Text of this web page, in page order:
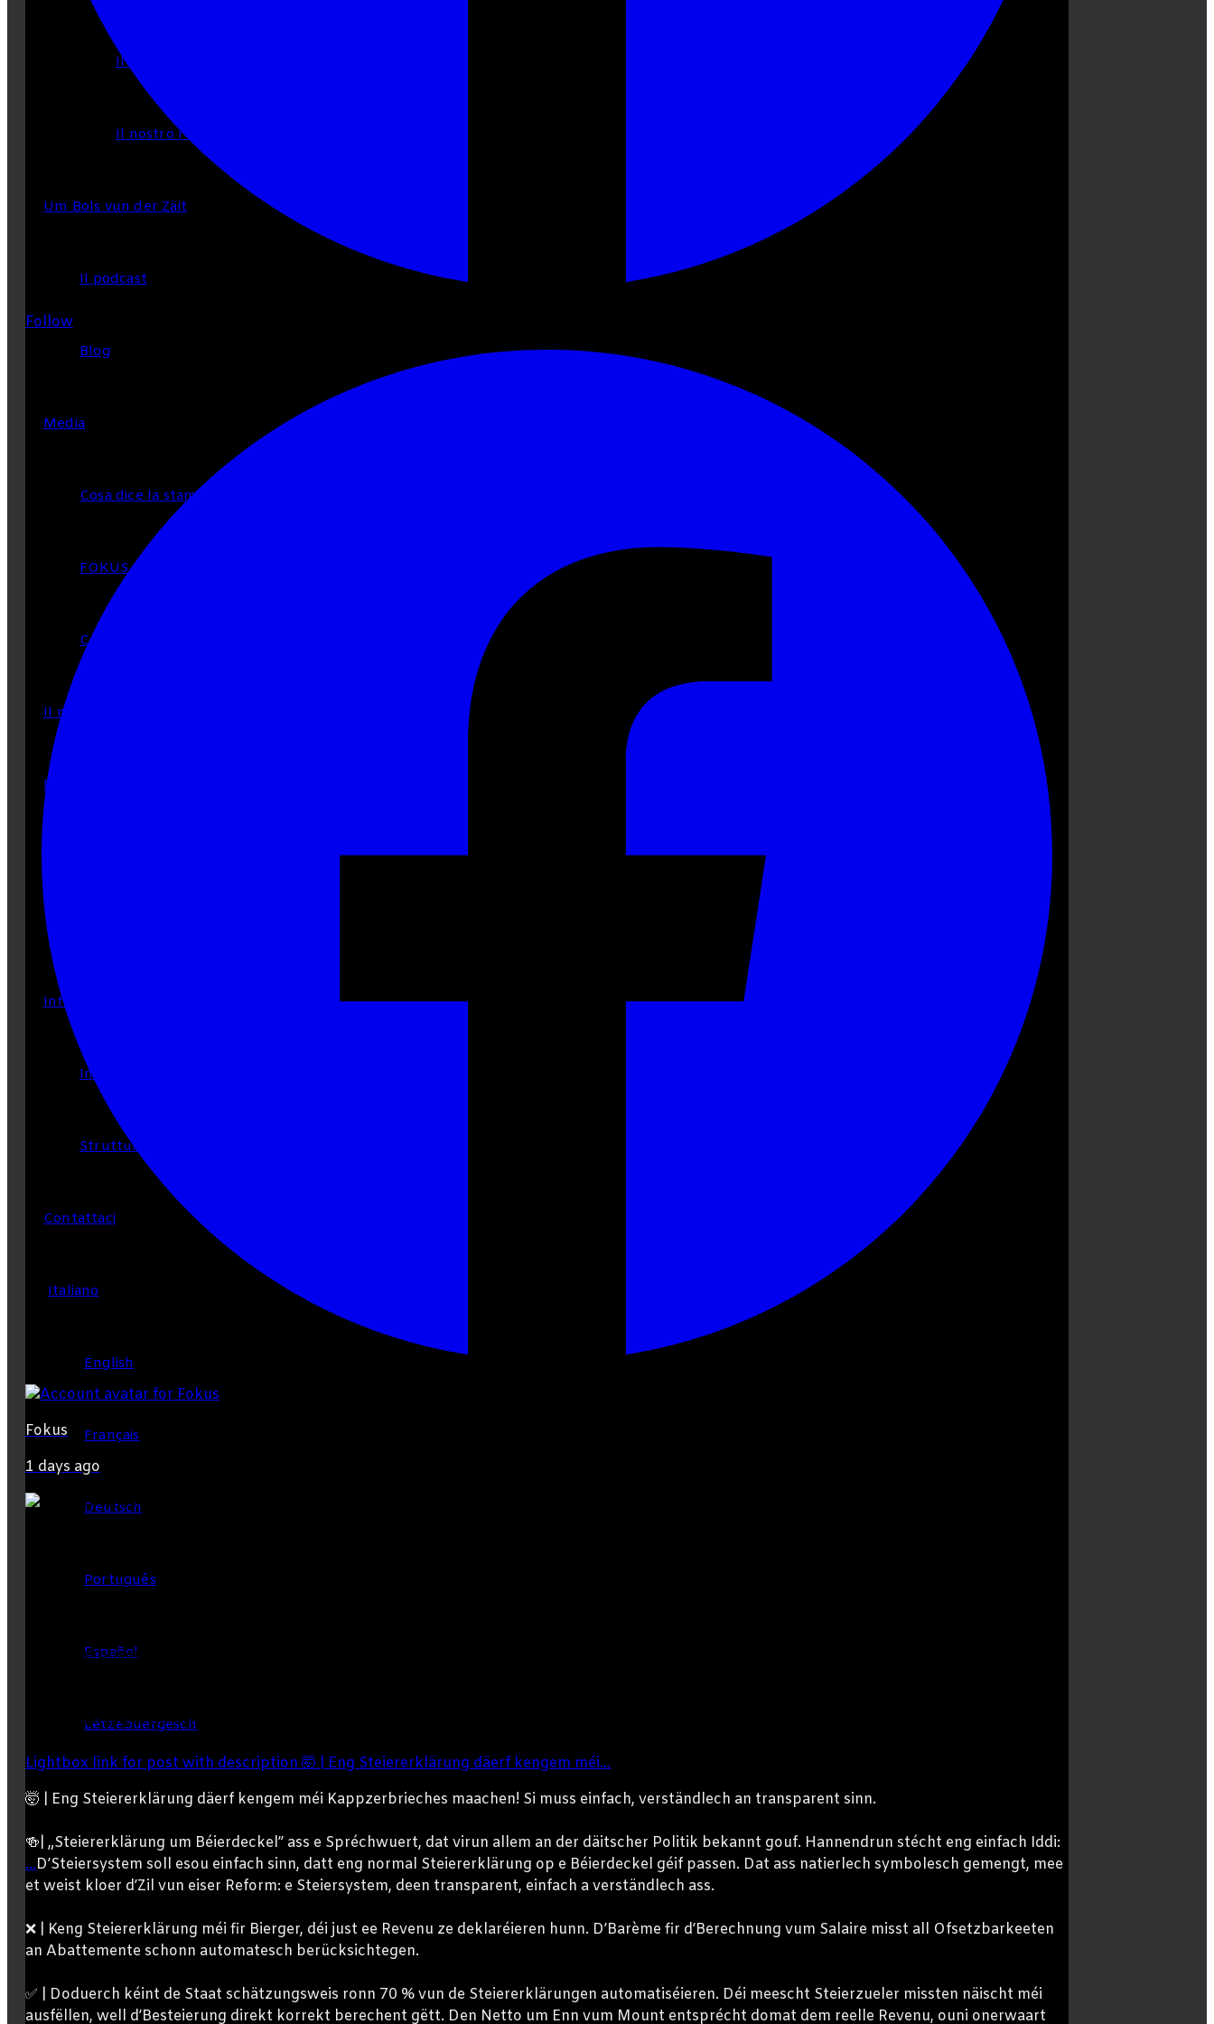
Il nostro programma di base
Il nostro regolamento interno
Um Bols vun der Zäit
Il podcast
Blog
Media
Cosa dice la stampa di FOKUS
FOKUS nei social network
Comunicati stampa
Il nostro calendario
Partecipa
Info
Interrogazioni parlamentari attuali
Struttura di questo sito web
Contattaci
Italiano
English
Français
Deutsch
Português
Español
Lëtzebuergesch
Cerca
per
Follow
Fokus
1 days ago
Lightbox link for post with description 🤯 | Eng Steiererklärung däerf kengem méi...
🤯 | Eng Steiererklärung däerf kengem méi Kappzerbrieches maachen! Si muss einfach, verständlech an transparent sinn.
🍻| „Steiererklärung um Béierdeckel” ass e Spréchwuert, dat virun allem an der däitscher Politik bekannt gouf. Hannendrun stécht eng einfach Iddi:
...D’Steiersystem soll esou einfach sinn, datt eng normal Steiererklärung op e Béierdeckel géif passen. Dat ass natierlech symbolesch gemengt, mee
et weist kloer d’Zil vun eiser Reform: e Steiersystem, deen transparent, einfach a verständlech ass.
❌ | Keng Steiererklärung méi fir Bierger, déi just ee Revenu ze deklaréieren hunn. D’Barème fir d’Berechnung vum Salaire misst all Ofsetzbarkeeten
an Abattemente schonn automatesch berücksichtegen.
✅ | Doduerch kéint de Staat schätzungsweis ronn 70 % vun de Steiererklärungen automatiséieren. Déi meescht Steierzueler missten näischt méi
ausfëllen, well d’Besteierung direkt korrekt berechent gëtt. Den Netto um Enn vum Mount entsprécht domat dem reelle Revenu, ouni onerwaart